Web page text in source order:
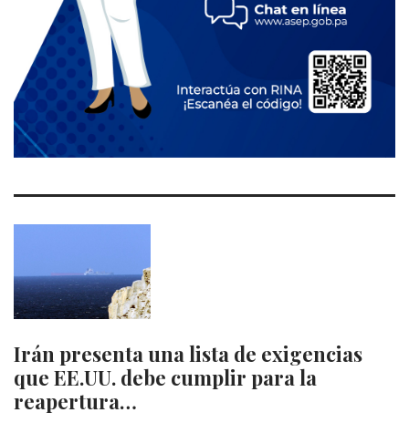
Irán presenta una lista de exigencias
que EE.UU. debe cumplir para la
reapertura…